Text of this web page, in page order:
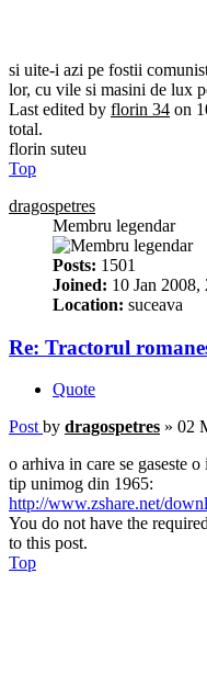
si uite-i azi pe fostii
lor, cu vile si masini de lux
Last edited by florin 34 on
total.
florin suteu
Top
dragospetres
Membru legendar
Posts: 1501
Joined: 10 Jan 2008,
Location: suceava
Re: Tractorul
Quote
Post by dragospetres » 02
o arhiva in care se gaseste
tip unimog din 1965:
http://www.zshare.net/
You do not have the
to this post.
Top